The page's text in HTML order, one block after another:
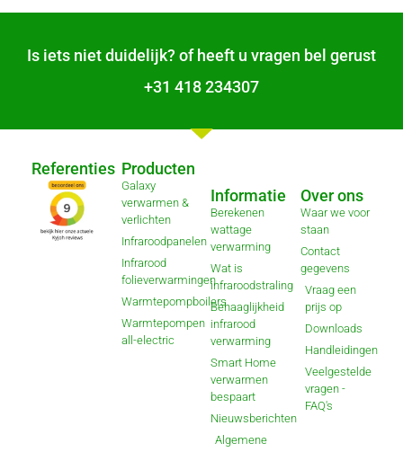
Is iets niet duidelijk? of heeft u vragen bel gerust
+31 418 234307
Referenties Producten
Galaxy
verwarmen &
verlichten
Infraroodpanelen
Infrarood
folieverwarmingen
Warmtepompboilers
Warmtepompen
all-electric
Informatie
Berekenen
wattage
verwarming
Wat is
infraroodstraling
Behaaglijkheid
infrarood
verwarming
Smart Home
verwarmen
bespaart
Nieuwsberichten
Algemene
Over ons
Waar we voor
staan
Contact
gegevens
Vraag een
prijs op
Downloads
Handleidingen
Veelgestelde
vragen -
FAQ's